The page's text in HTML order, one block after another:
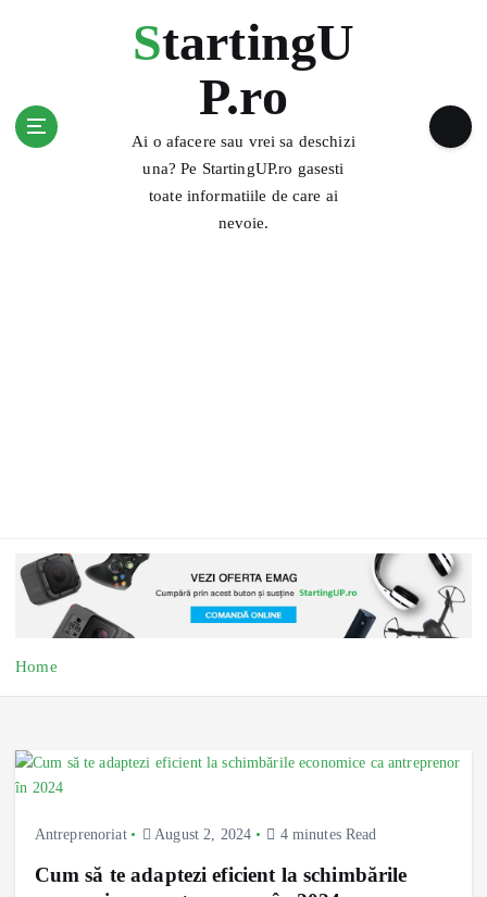
StartingU
P.ro
Ai o afacere sau vrei sa deschizi
una? Pe StartingUP.ro gasesti
toate informatiile de care ai
nevoie.
Home
Antreprenoriat August 2, 2024 4 minutes Read
Cum să te adaptezi eficient la schimbările